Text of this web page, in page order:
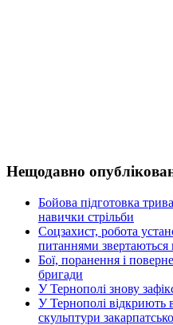
Нещодавно
Бойова підготовка
навички стрільби
Соцзахист, робота
питаннями
Бої, поранення і
бригади
У Тернополі знову
У Тернополі відкриють
скульптури